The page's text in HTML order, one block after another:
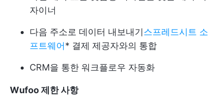
자이너
다음 주소로 데이터 내보내기스프레드시트 소
프트웨어* 결제 제공자와의 통합
CRM을 통한 워크플로우 자동화
Wufoo 제한 사항